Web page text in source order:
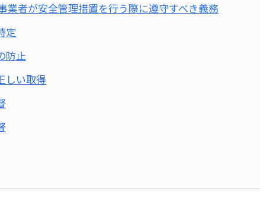
業者が安全管理措置を行う際に遵守すべき義務
定
防止
しい取得